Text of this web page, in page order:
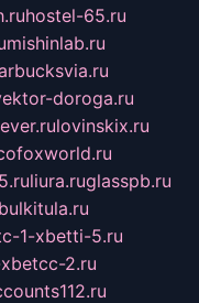
hostel-65.ru
mishinlab.ru
doroga.ru
lovinskix.ru
liura.ruglasspb.ru
bulkitula.ru
1-xbetti-5.ru
2.ru